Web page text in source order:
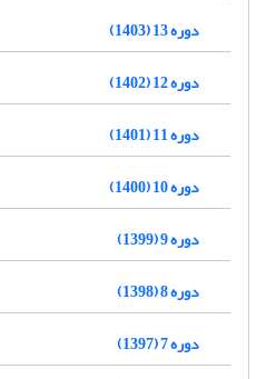
دوره 13 (1403)
دوره 12 (1402)
دوره 11 (1401)
دوره 10 (1400)
دوره 9 (1399)
دوره 8 (1398)
دوره 7 (1397)